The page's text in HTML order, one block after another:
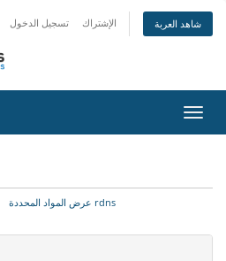
تسجيل الدخول الإشتراك شاهد العربة
تبديل
التنقل
عرض المواد المحددة rdns